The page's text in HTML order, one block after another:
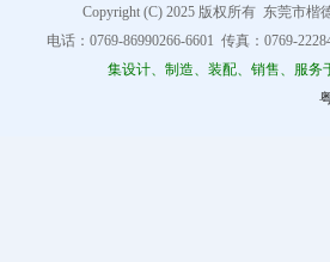
Copyright (C) 2025 版权所有 东莞市楷
电话：0769-86990266-6601 传真：0769-
集设计、制造、装配、销售、服